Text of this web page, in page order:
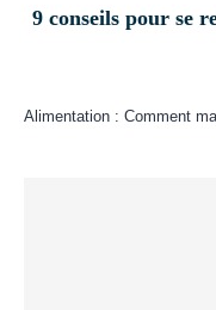
9 conseils pour se
Alimentation : Comment